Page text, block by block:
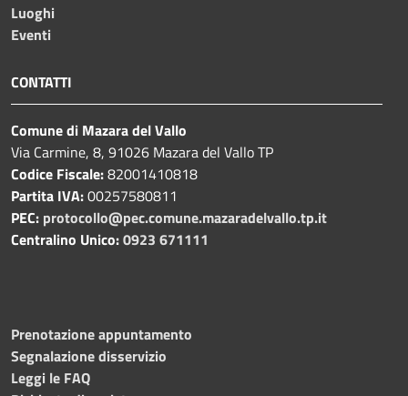
Luoghi
Eventi
CONTATTI
Comune di Mazara del Vallo
Via Carmine, 8, 91026 Mazara del Vallo TP
Codice Fiscale:82001410818
Partita IVA:00257580811
PEC: protocollo@pec.comune.mazaradelvallo.tp.it
Centralino Unico:0923 671111
Prenotazione appuntamento
Segnalazione disservizio
Leggi le FAQ